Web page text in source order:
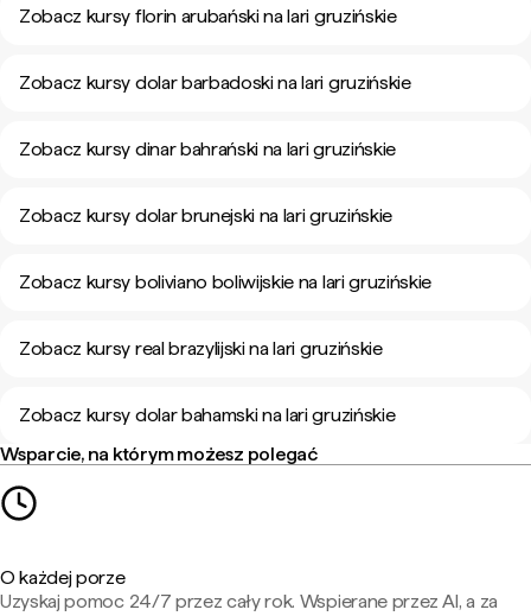
Zobacz kursy florin arubański na lari gruzińskie
Zobacz kursy dolar barbadoski na lari gruzińskie
Zobacz kursy dinar bahrański na lari gruzińskie
Zobacz kursy dolar brunejski na lari gruzińskie
Zobacz kursy boliviano boliwijskie na lari gruzińskie
Zobacz kursy real brazylijski na lari gruzińskie
Zobacz kursy dolar bahamski na lari gruzińskie
Wsparcie, na którym możesz polegać
O każdej porze
Uzyskaj pomoc 24/7 przez cały rok. Wspierane przez AI, a za